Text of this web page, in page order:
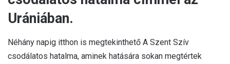
Urániában.
Néhány napig itthon is megtekinthető A Szent Szív
csodálatos hatalma, aminek hatására sokan megtértek